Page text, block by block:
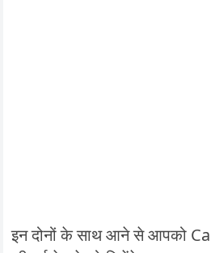
इन दोनों के साथ आने से आपको